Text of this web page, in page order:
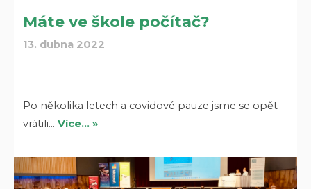
Máte ve škole počítač?
13. dubna 2022
Po několika letech a covidové pauze jsme se opět
vrátili…Více… »